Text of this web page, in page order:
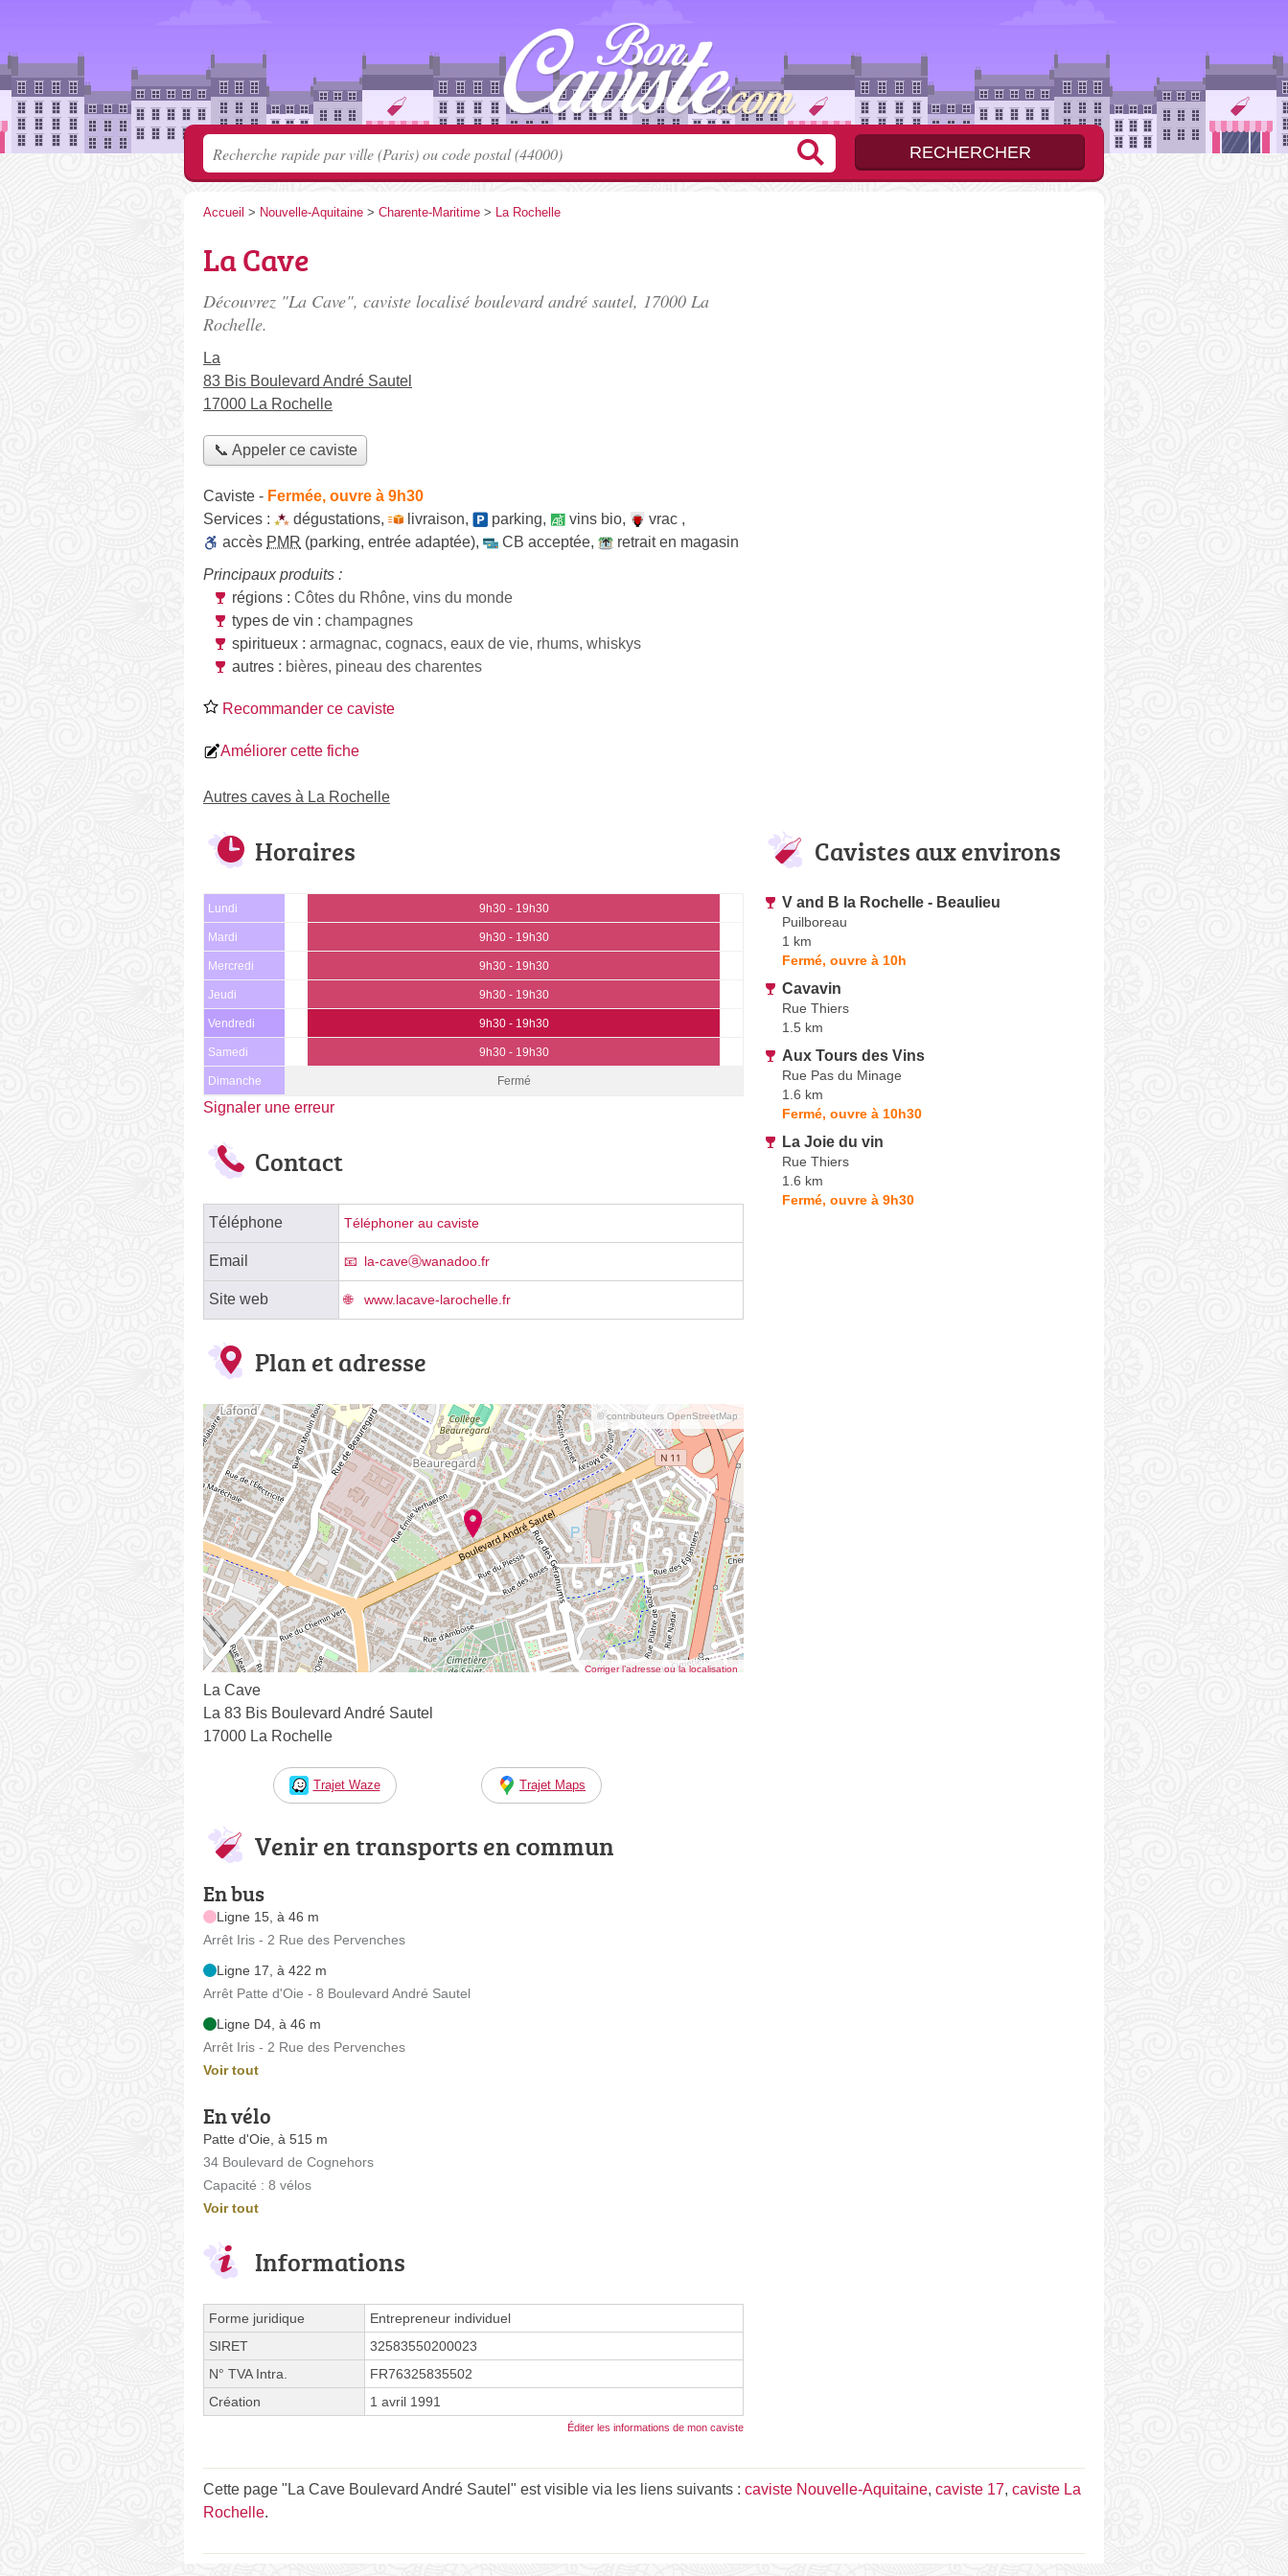
Accueil > Nouvelle-Aquitaine > Charente-Maritime > La Rochelle
La Cave
Découvrez "La Cave", caviste localisé boulevard andré sautel, 17000 La
Rochelle.
La
83 Bis Boulevard André Sautel
17000 La Rochelle
📞 Appeler ce caviste
Caviste - Fermée, ouvre à 9h30
Services :
dégustations, livraison, parking, vins bio, vrac ,
accès PMR (parking, entrée adaptée), CB acceptée,
retrait en magasin
Principaux produits :
régions : Côtes du Rhône, vins du monde
types de vin : champagnes
spiritueux : armagnac, cognacs, eaux de vie, rhums, whiskys
autres : bières, pineau des charentes
Recommander ce caviste
Améliorer cette fiche
Autres caves à La Rochelle
Horaires
Lundi 9h30 - 19h30
Mardi 9h30 - 19h30
Mercredi 9h30 - 19h30
Jeudi 9h30 - 19h30
Vendredi 9h30 - 19h30
Samedi 9h30 - 19h30
Dimanche Fermé
Signaler une erreur
Contact
Téléphone Téléphoner au caviste
Email la-caveⓐwanadoo.fr
Site web www.lacave-larochelle.fr
Plan et adresse
© contributeurs OpenStreetMap
Corriger l’adresse ou la localisation
La Cave
La 83 Bis Boulevard André Sautel
17000 La Rochelle
Trajet Waze Trajet Maps
Venir en transports en commun
En bus
Ligne 15, à 46 m
Arrêt Iris - 2 Rue des Pervenches
Ligne 17, à 422 m
Arrêt Patte d'Oie - 8 Boulevard André Sautel
Ligne D4, à 46 m
Arrêt Iris - 2 Rue des Pervenches
Voir tout
En vélo
Patte d'Oie, à 515 m
34 Boulevard de Cognehors
Capacité : 8 vélos
Voir tout
Informations
Forme juridique
Entrepreneur individuel
SIRET
32583550200023
N° TVA Intra.
FR76325835502
Création
1 avril 1991
Éditer les informations de mon caviste
Cavistes aux environs
V and B la Rochelle - Beaulieu
Puilboreau
1 km
Fermé, ouvre à 10h
Cavavin
Rue Thiers
1.5 km
Aux Tours des Vins
Rue Pas du Minage
1.6 km
Fermé, ouvre à 10h30
La Joie du vin
Rue Thiers
1.6 km
Fermé, ouvre à 9h30
Cette page "La Cave Boulevard André Sautel" est visible via les liens suivants : caviste Nouvelle-Aquitaine, caviste 17, caviste La
Rochelle.